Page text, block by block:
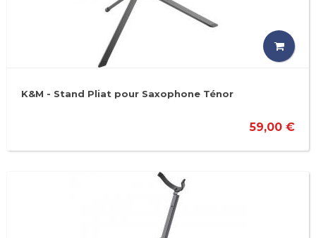
K&M - Stand Pliat pour Saxophone Ténor
59,00 €